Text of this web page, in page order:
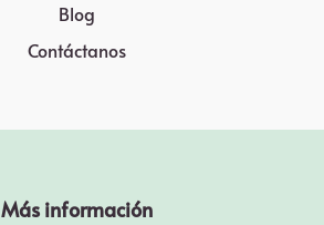
Blog
Contáctanos
Más información